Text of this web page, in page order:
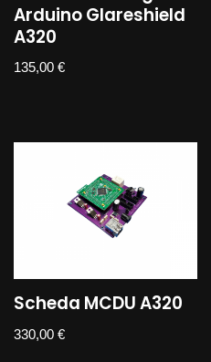
Arduino Glareshield
A320
135,00 €
Scheda MCDU A320
330,00 €